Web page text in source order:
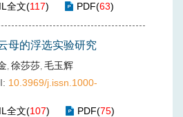
全文(117) PDF(63)
母的浮选实验研究
, 徐莎莎, 毛玉辉
10.3969/j.issn.1000-
全文(107) PDF(75)